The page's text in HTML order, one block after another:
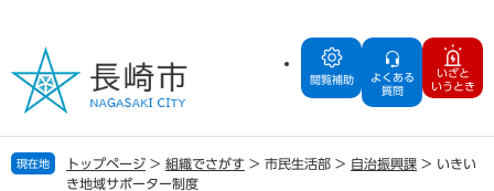
の
で
す
ー
ば
し
閲覧補助
よくある
質問
いざと
いうとき
現在地 トップページ > 組織でさがす > 市民生活部 > 自治振興課 > いきい
き地域サポーター制度